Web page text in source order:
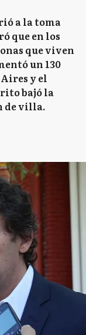
a la toma
que en los
que viven
un 130
y el
bajó la
de villa.